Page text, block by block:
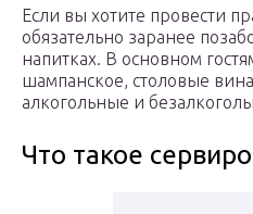
Если вы хотите провести
обязательно заранее
напитках. В основном
шампанское, столовые
алкогольные и
Что такое